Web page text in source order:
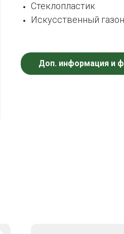
Стеклопластик
Искусственный
Доп. информация и